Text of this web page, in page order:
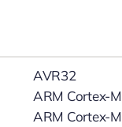
AVR32
ARM Cortex-
ARM Cortex-